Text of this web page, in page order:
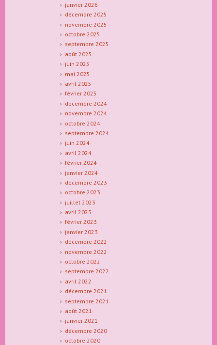
janvier 2026
décembre 2025
novembre 2025
octobre 2025
septembre 2025
août 2025
juin 2025
mai 2025
avril 2025
février 2025
décembre 2024
novembre 2024
octobre 2024
septembre 2024
juin 2024
avril 2024
février 2024
janvier 2024
décembre 2023
octobre 2023
juillet 2023
avril 2023
février 2023
janvier 2023
décembre 2022
novembre 2022
octobre 2022
septembre 2022
avril 2022
décembre 2021
septembre 2021
août 2021
janvier 2021
décembre 2020
octobre 2020